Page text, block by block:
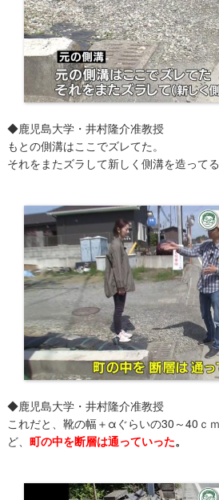
◆鹿児島大学・井村隆介准教授
もとの側溝はここでズレてた。
それをまたズラして新しく側溝を造ってる
​◆鹿児島大学・井村隆介准教授
これだと、靴の幅＋αぐらいの30～40ｃ
ど、 町の中を断層は通っていった。